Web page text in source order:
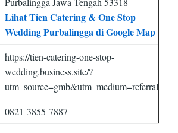
Lihat Tien Catering & One Stop
Wedding Purbalingga di Google Map
https://tien-catering-one-stop-
wedding.business.site/?
utm_source=gmb&utm_medium=referral
0821-3855-7887